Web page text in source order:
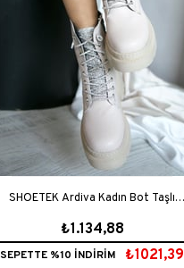
SHOETEK Ardiva Kadın Bot Taşlı
Bağçıklı Bej Deri
₺1.134,88
SEPETTE %10 İNDİRİM ₺1021,39